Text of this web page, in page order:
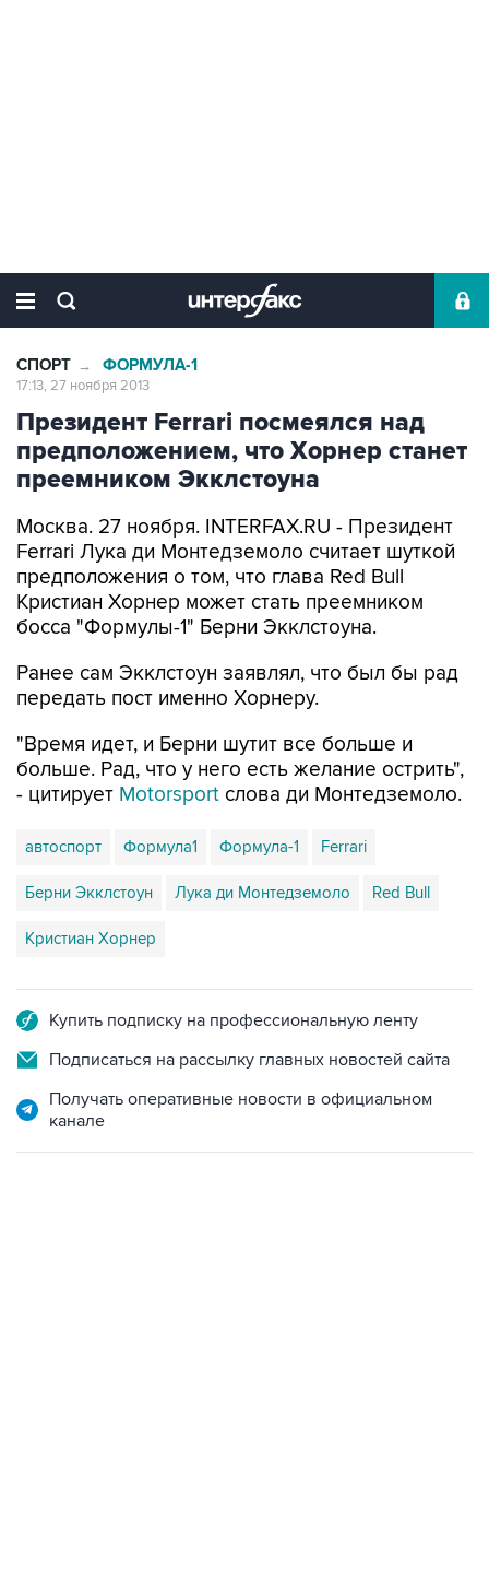
СПОРТ → ФОРМУЛА-1
17:13, 27 ноября 2013
Президент Ferrari посмеялся над
предположением, что Хорнер станет
преемником Экклстоуна
Москва. 27 ноября. INTERFAX.RU - Президент
Ferrari Лука ди Монтедземоло считает шуткой
предположения о том, что глава Red Bull
Кристиан Хорнер может стать преемником
босса "Формулы-1" Берни Экклстоуна.
Ранее сам Экклстоун заявлял, что был бы рад
передать пост именно Хорнеру.
"Время идет, и Берни шутит все больше и
больше. Рад, что у него есть желание острить",
- цитирует Motorsport слова ди Монтедземоло.
автоспорт Формула1 Формула-1 Ferrari
Берни Экклстоун Лука ди Монтедземоло Red Bull
Кристиан Хорнер
Купить подписку на профессиональную ленту
Подписаться на рассылку главных новостей сайта
Получать оперативные новости в официальном
канале